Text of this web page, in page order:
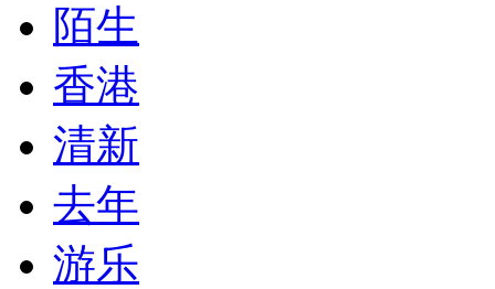
陌生
香港
清新
去年
游乐